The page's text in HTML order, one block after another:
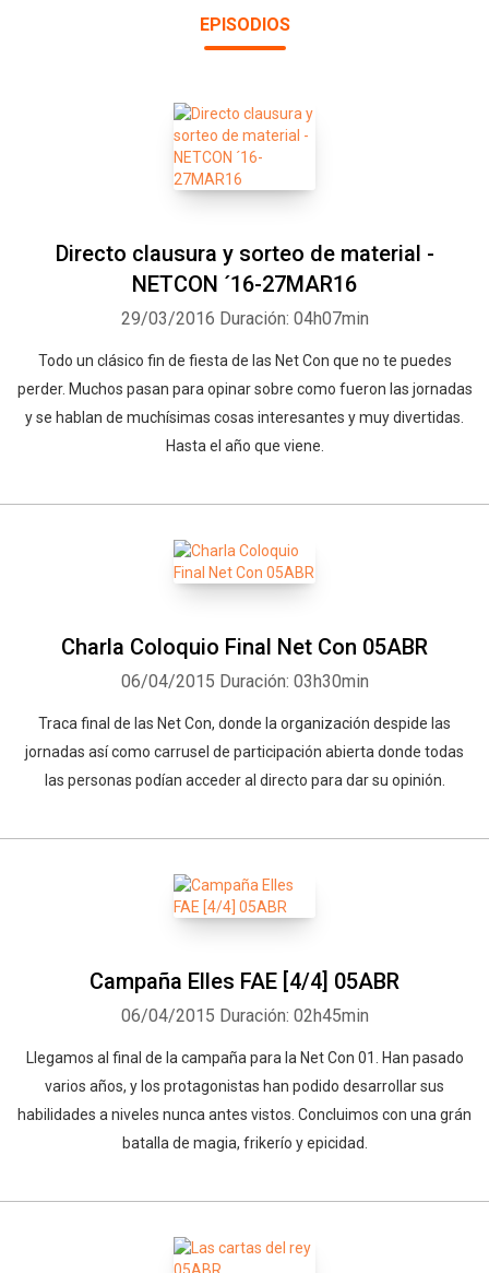
EPISODIOS
Directo clausura y sorteo de material -
NETCON ´16-27MAR16
29/03/2016 Duración: 04h07min
Todo un clásico fin de fiesta de las Net Con que no te puedes
perder. Muchos pasan para opinar sobre como fueron las jornadas
y se hablan de muchísimas cosas interesantes y muy divertidas.
Hasta el año que viene.
Charla Coloquio Final Net Con 05ABR
06/04/2015 Duración: 03h30min
Traca final de las Net Con, donde la organización despide las
jornadas así como carrusel de participación abierta donde todas
las personas podían acceder al directo para dar su opinión.
Campaña Elles FAE [4/4] 05ABR
06/04/2015 Duración: 02h45min
Llegamos al final de la campaña para la Net Con 01. Han pasado
varios años, y los protagonistas han podido desarrollar sus
habilidades a niveles nunca antes vistos. Concluimos con una grán
batalla de magia, frikerío y epicidad.